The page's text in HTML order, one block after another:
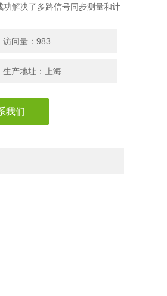
解决了多路信号同步测量和计
，方便数据的存储和打印。仪
访问量：983
生产地址：上海
我们